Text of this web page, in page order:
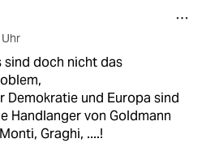
sind doch nicht das
Demokratie und Europa sind
Handlanger von Goldmann
Graghi, ....!